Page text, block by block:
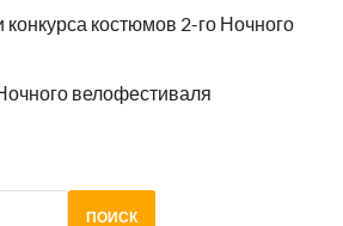
костюмов 2-го Ночного
велофестиваля
ПОИСК